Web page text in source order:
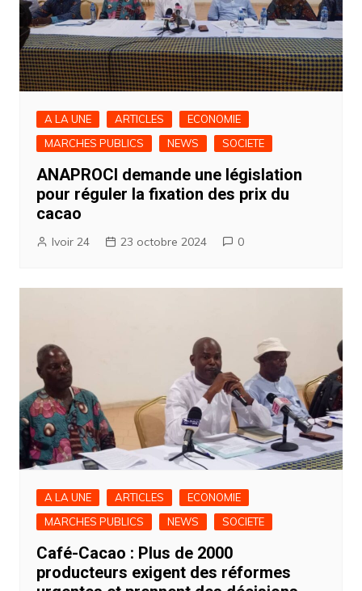
A LA UNE ARTICLES
ECONOMIE
MARCHES PUBLICS
NEWS SOCIETE
ANAPROCI demande une législation
pour réguler la fixation des prix du
cacao
Ivoir 24 23 octobre 2024 0
A LA UNE ARTICLES
ECONOMIE
MARCHES PUBLICS
NEWS SOCIETE
Café-Cacao : Plus de 2000
producteurs exigent des réformes